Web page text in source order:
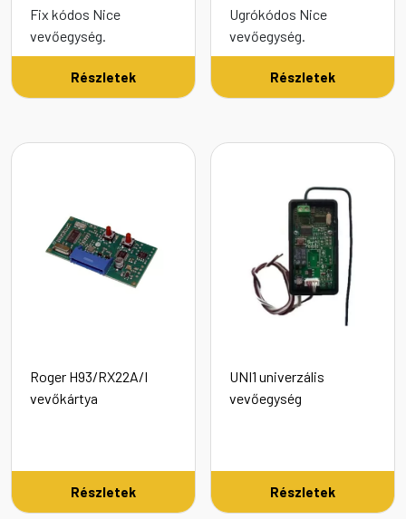
Fix kódos Nice
vevőegység.
Részletek
Ugrókódos Nice
vevőegység.
Részletek
Roger H93/RX22A/I
vevőkártya
Részletek
UNI1 univerzális
vevőegység
Részletek